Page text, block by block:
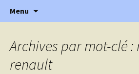
l'Automobile
l'automobile ancienne :
…
Menu
Archives par mot-clé
renault